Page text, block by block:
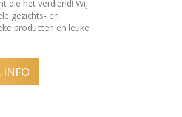
die het verdiend! Wij
gezichts- en
producten en leuke
INFO